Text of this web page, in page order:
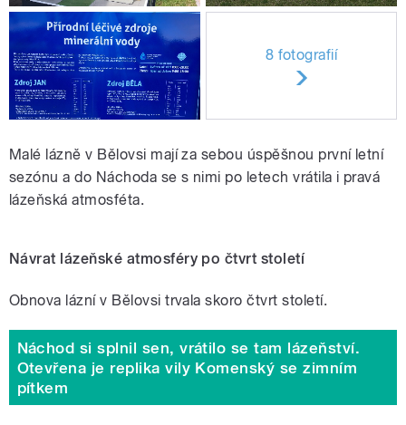
8 fotografií
Malé lázně v Bělovsi mají za sebou úspěšnou první letní
sezónu a do Náchoda se s nimi po letech vrátila i pravá
lázeňská atmosféta.
Návrat lázeňské atmosféry po čtvrt století
Obnova lázní v Bělovsi trvala skoro čtvrt století.
Náchod si splnil sen, vrátilo se tam lázeňství.
Otevřena je replika vily Komenský se zimním
pítkem